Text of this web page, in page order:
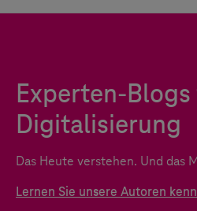
Experten-Blogs
Digitalisierung
Das Heute verstehen. Und das
Lernen Sie unsere Autoren